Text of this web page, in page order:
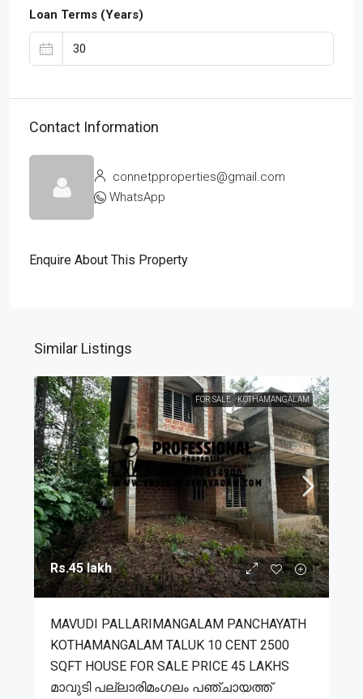
Loan Terms (Years)
Contact Information
connetpproperties@gmail.com
WhatsApp
Enquire About This Property
Similar Listings
FOR SALE KOTHAMANGALAM
Rs.45 lakh
MAVUDI PALLARIMANGALAM PANCHAYATH
KOTHAMANGALAM TALUK 10 CENT 2500
SQFT HOUSE FOR SALE PRICE 45 LAKHS
മാവുടി പല്ലാരിമംഗലം പഞ്ചായത്ത്